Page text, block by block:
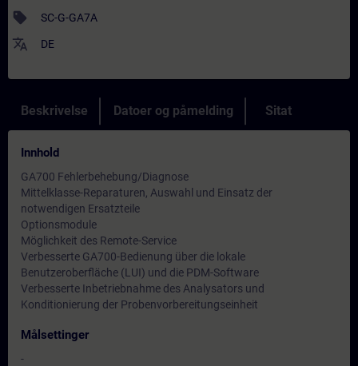
sell SC-G-GA7A
translate DE
Beskrivelse Datoer og påmelding Sitat
Innhold
GA700 Fehlerbehebung/Diagnose
Mittelklasse-Reparaturen, Auswahl und Einsatz der
notwendigen Ersatzteile
Optionsmodule
Möglichkeit des Remote-Service
Verbesserte GA700-Bedienung über die lokale
Benutzeroberfläche (LUI) und die PDM-Software
Verbesserte Inbetriebnahme des Analysators und
Konditionierung der Probenvorbereitungseinheit
Målsettinger
-